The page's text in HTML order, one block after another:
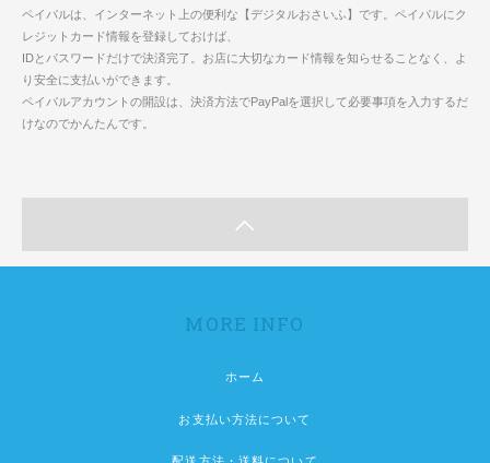
ペイパルは、インターネット上の便利な【デジタルおさいふ】です。ペイパルにク
レジットカード情報を登録しておけば、
IDとパスワードだけで決済完了。お店に大切なカード情報を知らせることなく、よ
り安全に支払いができます。
ペイパルアカウントの開設は、決済方法でPayPalを選択して必要事項を入力するだ
けなのでかんたんです。
MORE INFO
ホーム
お支払い方法について